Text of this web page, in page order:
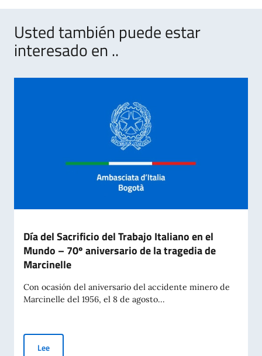
Usted también puede estar
interesado en ..
Día del Sacrificio del Trabajo Italiano en el
Mundo – 70º aniversario de la tragedia de
Marcinelle
Con ocasión del aniversario del accidente minero de
Marcinelle del 1956, el 8 de agosto...
LeeDía del Sacrificio del Trabajo Italiano en el Mundo – 70º